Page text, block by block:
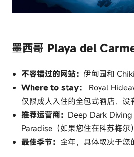
墨西哥 Playa del
不容错过的网站： 伊甸园和
Where to stay：
Royal
仅限成人入住的全包式酒店，设
推荐运营商： Deep Dark
Paradise（如果您住在科苏梅尔）
最佳季节： 全年，具体取决于您